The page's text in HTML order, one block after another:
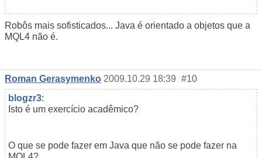
Robôs mais sofisticados... Java é orientado a objetos que a
MQL4 não é.
Roman Gerasymenko 2009.10.29 18:39 #10
blogzr3:
Isto é um exercício acadêmico?
O que se pode fazer em Java que não se pode fazer na